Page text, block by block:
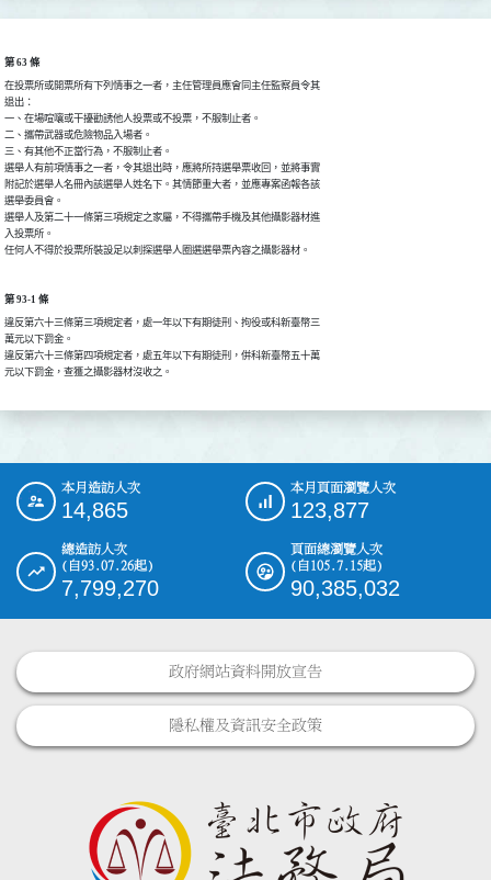
第 63 條
在投票所或開票所有下列情事之一者，主任管理員應會同主任監察員令其
退出：
一、在場喧嚷或干擾勸誘他人投票或不投票，不服制止者。
二、攜帶武器或危險物品入場者。
三、有其他不正當行為，不服制止者。
選舉人有前項情事之一者，令其退出時，應將所持選舉票收回，並將事實
附記於選舉人名冊內該選舉人姓名下。其情節重大者，並應專案函報各該
選舉委員會。
選舉人及第二十一條第三項規定之家屬，不得攜帶手機及其他攝影器材進
入投票所。
任何人不得於投票所裝設足以刺探選舉人圈選選舉票內容之攝影器材。
第 93-1 條
違反第六十三條第三項規定者，處一年以下有期徒刑、拘役或科新臺幣三
萬元以下罰金。
違反第六十三條第四項規定者，處五年以下有期徒刑，併科新臺幣五十萬
元以下罰金，查獲之攝影器材沒收之。
::: 本月造訪人次
14,865
本月頁面瀏覽人次
123,877
總造訪人次
(自93.07.26起)
7,799,270
頁面總瀏覽人次
(自105.7.15起)
90,385,032
政府網站資料開放宣告
隱私權及資訊安全政策